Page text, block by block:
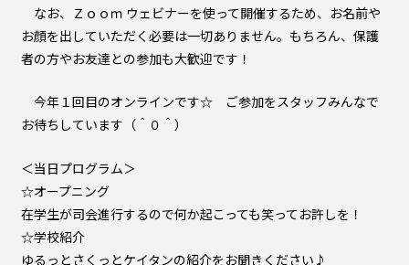
なお、Ｚｏｏｍ ウェビナーを使って開催するため、お名前や
お顔を出していただく必要は一切ありません。もちろん、保護
者の方やお友達との参加も大歓迎です！
今年１回目のオンラインです☆ ご参加をスタッフみんなで
お待ちしています（＾０＾）
＜当日プログラム＞
☆オープニング
在学生が司会進行するので何か起こっても笑ってお許しを！
☆学校紹介
ゆるっとさくっとケイタンの紹介をお聞きください♪